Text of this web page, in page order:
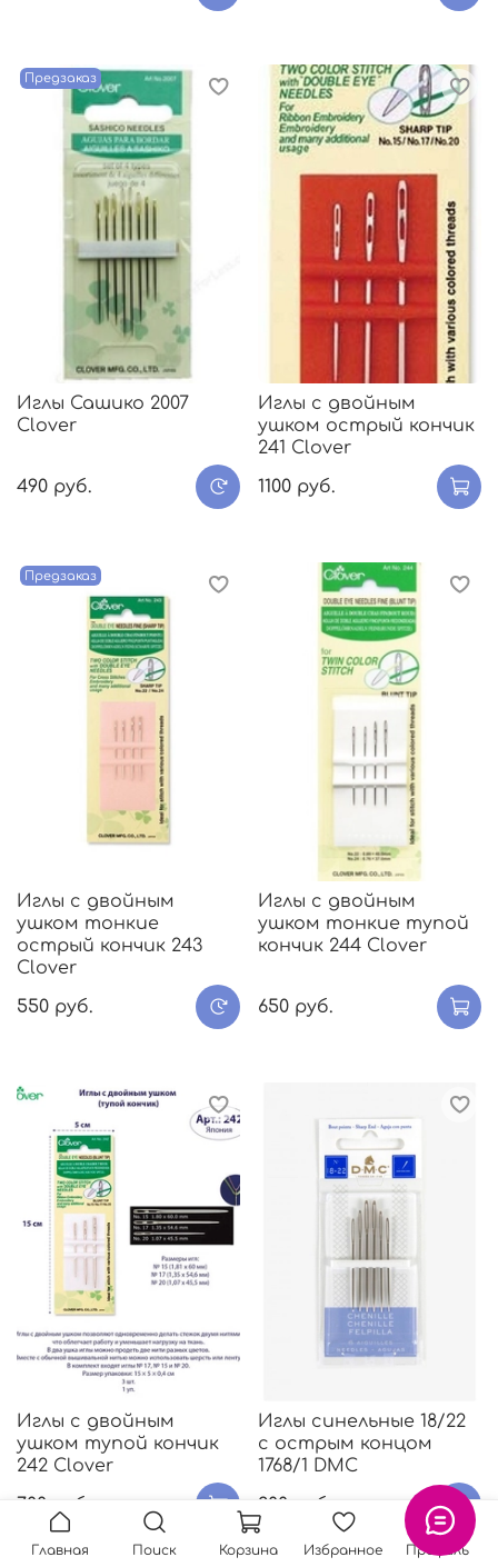
Предзаказ
Иглы Сашико 2007
Clover
490 руб.
Иглы с двойным
ушком острый кончик
241 Clover
1100 руб.
Предзаказ
Иглы с двойным
ушком тонкие
острый кончик 243
Clover
550 руб.
Иглы с двойным
ушком тонкие тупой
кончик 244 Clover
650 руб.
Иглы с двойным
ушком тупой кончик
242 Clover
700 руб.
Иглы синельные 18/22
с острым концом
1768/1 DMC
200 руб.
Главная Поиск Корзина Избранное Профиль